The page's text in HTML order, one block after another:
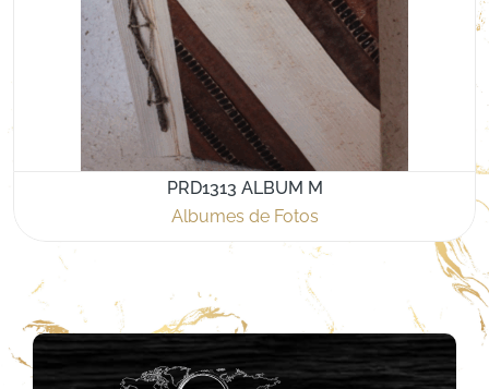
PRD1313 ALBUM M
Albumes de Fotos